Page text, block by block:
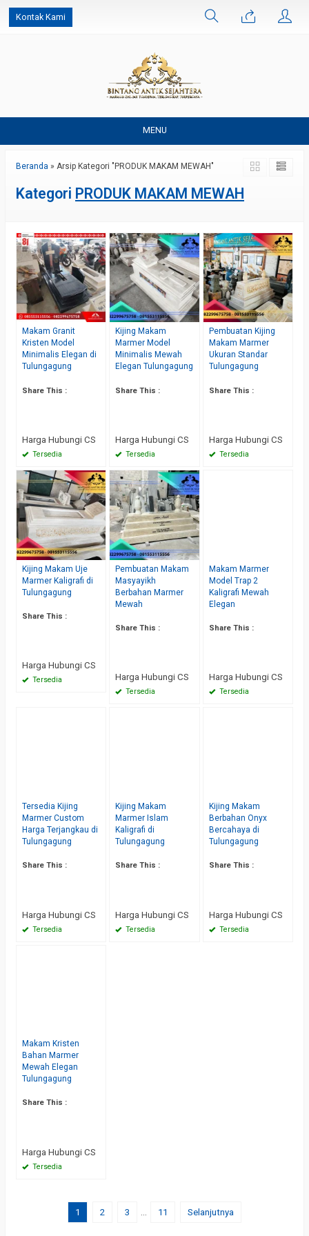
Kontak Kami
MENU
Beranda » Arsip Kategori "PRODUK MAKAM MEWAH"
Kategori PRODUK MAKAM MEWAH
Makam Granit
Kristen Model
Minimalis Elegan di
Tulungagung
Share This :
Harga Hubungi CS
Tersedia
Kijing Makam
Marmer Model
Minimalis Mewah
Elegan Tulungagung
Share This :
Harga Hubungi CS
Tersedia
Pembuatan Kijing
Makam Marmer
Ukuran Standar
Tulungagung
Share This :
Harga Hubungi CS
Tersedia
Kijing Makam Uje
Marmer Kaligrafi di
Tulungagung
Share This :
Harga Hubungi CS
Tersedia
Pembuatan Makam
Masyayikh
Berbahan Marmer
Mewah
Share This :
Harga Hubungi CS
Tersedia
Makam Marmer
Model Trap 2
Kaligrafi Mewah
Elegan
Share This :
Harga Hubungi CS
Tersedia
Tersedia Kijing
Marmer Custom
Harga Terjangkau di
Tulungagung
Share This :
Harga Hubungi CS
Tersedia
Kijing Makam
Marmer Islam
Kaligrafi di
Tulungagung
Share This :
Harga Hubungi CS
Tersedia
Kijing Makam
Berbahan Onyx
Bercahaya di
Tulungagung
Share This :
Harga Hubungi CS
Tersedia
Makam Kristen
Bahan Marmer
Mewah Elegan
Tulungagung
Share This :
Harga Hubungi CS
Tersedia
1 2 3 11 Selanjutnya